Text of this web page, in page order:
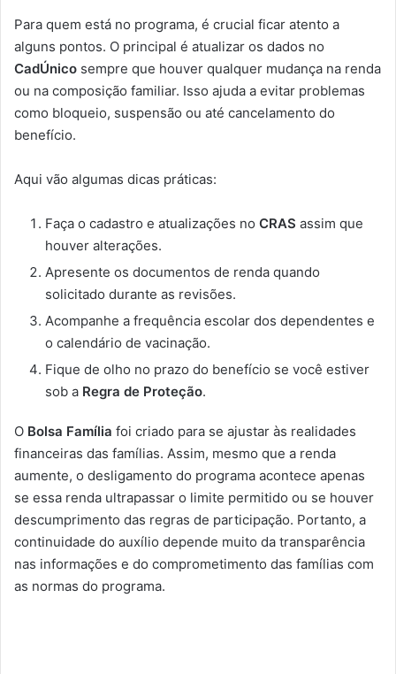
Para quem está no programa, é crucial ficar atento a
alguns pontos. O principal é atualizar os dados no
CadÚnico sempre que houver qualquer mudança na renda
ou na composição familiar. Isso ajuda a evitar problemas
como bloqueio, suspensão ou até cancelamento do
benefício.
Aqui vão algumas dicas práticas:
Faça o cadastro e atualizações no CRAS assim que
houver alterações.
Apresente os documentos de renda quando
solicitado durante as revisões.
Acompanhe a frequência escolar dos dependentes e
o calendário de vacinação.
Fique de olho no prazo do benefício se você estiver
sob a Regra de Proteção.
O Bolsa Família foi criado para se ajustar às realidades
financeiras das famílias. Assim, mesmo que a renda
aumente, o desligamento do programa acontece apenas
se essa renda ultrapassar o limite permitido ou se houver
descumprimento das regras de participação. Portanto, a
continuidade do auxílio depende muito da transparência
nas informações e do comprometimento das famílias com
as normas do programa.